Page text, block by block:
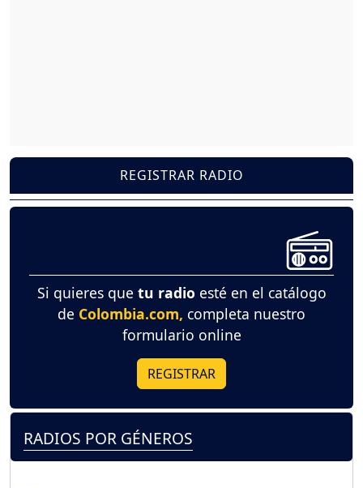
REGISTRAR RADIO
Si quieres que tu radio esté en el catálogo
de Colombia.com, completa nuestro
formulario online
REGISTRAR
RADIOS POR GÉNEROS